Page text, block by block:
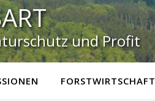
und Profit
FORSTWIRTSCHAFT